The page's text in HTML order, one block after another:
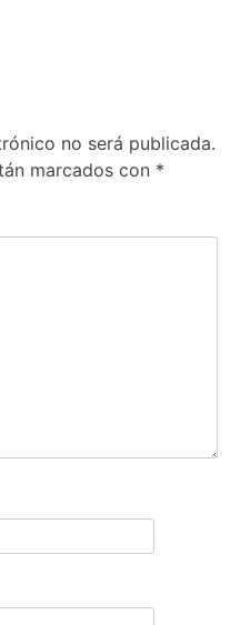
no será publicada.
marcados con *